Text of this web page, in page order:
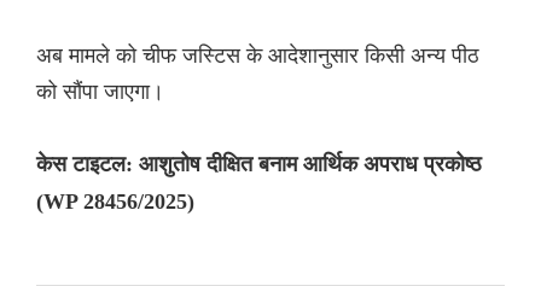
अब मामले को चीफ जस्टिस के आदेशानुसार किसी अन्य पीठ
को सौंपा जाएगा।
केस टाइटल: आशुतोष दीक्षित बनाम आर्थिक अपराध प्रकोष्ठ
(WP 28456/2025)